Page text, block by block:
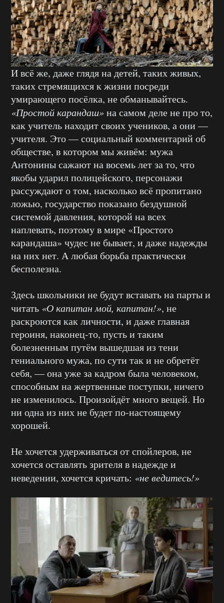
И всё же, даже глядя на детей, таких живых,
таких стремящихся к жизни посреди
умирающего посёлка, не обманывайтесь.
«Простой карандаш»на самом деле не про то,
как учитель находит своих учеников, а они —
учителя. Это — социальный комментарий об
обществе, в котором мы живём: мужа
Антонины сажают на восемь лет за то, что
якобы ударил полицейского, персонажи
рассуждают о том, насколько всё пропитано
ложью, государство показано бездушной
системой давления, которой на всех
наплевать, поэтому в мире «Простого
карандаша» чудес не бывает, и даже надежды
на них нет. А любая борьба практически
бесполезна.
Здесь школьники не будут вставать на парты и
читать «О капитан мой, капитан!», не
раскроются как личности, и даже главная
героиня, наконец-то, пусть и таким
болезненным путём вышедшая из тени
гениального мужа, по сути так и не обретёт
себя, — она уже за кадром была человеком,
способным на жертвенные поступки, ничего
не изменилось. Произойдёт много вещей. Но
ни одна из них не будет по-настоящему
хорошей.
Не хочется удерживаться от спойлеров, не
хочется оставлять зрителя в надежде и
неведении, хочется кричать: «не ведитесь!»